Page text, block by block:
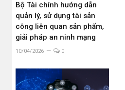
Bộ Tài chính hướng dẫn
quản lý, sử dụng tài sản
công liên quan sản phẩm,
giải pháp an ninh mạng
10/04/2026 0